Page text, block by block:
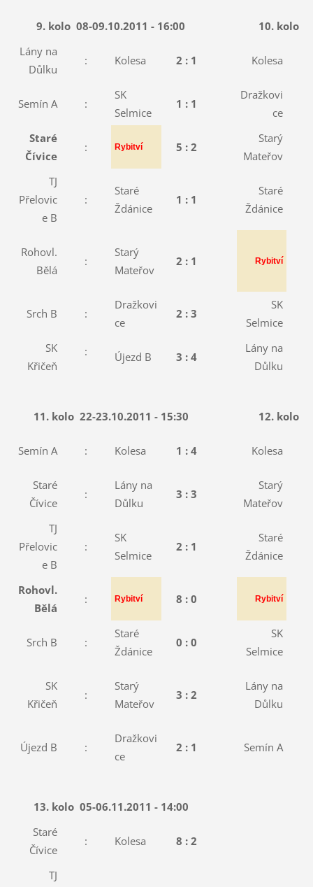
9. kolo 08-09.10.2011 - 16:00 10. kolo
Lány na
Důlku
: Kolesa 2 : 1 Kolesa
Semín A :
SK
Selmice
1 : 1
Dražkovi
ce
Staré
Čívice
: Rybitví 5 : 2
Starý
Mateřov
TJ
Přelovic
e B
:
Staré
Ždánice
1 : 1
Staré
Ždánice
Rohovl.
Bělá
:
Starý
Mateřov
2 : 1 Rybitví
Srch B :
Dražkovi
ce
2 : 3
SK
Selmice
SK
Křičeň
: Újezd B 3 : 4
Lány na
Důlku
11. kolo 22-23.10.2011 - 15:30 12. kolo
Semín A : Kolesa 1 : 4 Kolesa
Staré
Čívice
:
Lány na
Důlku
3 : 3
Starý
Mateřov
TJ
Přelovic
e B
:
SK
Selmice
2 : 1
Staré
Ždánice
Rohovl.
Bělá
: Rybitví 8 : 0 Rybitví
Srch B :
Staré
Ždánice
0 : 0
SK
Selmice
SK
Křičeň
:
Starý
Mateřov
3 : 2
Lány na
Důlku
Újezd B :
Dražkovi
ce
2 : 1 Semín A
13. kolo 05-06.11.2011 - 14:00
Staré
Čívice
: Kolesa 8 : 2
TJ